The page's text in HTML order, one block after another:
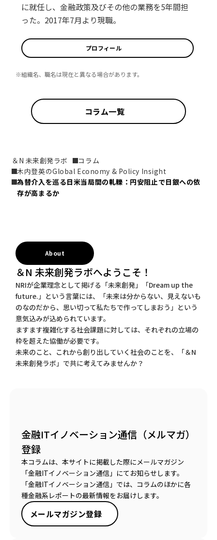
に就任し、金融政策及びその他の業務を5年間担
った。2017年7月より現職。
プロフィール
※組織名、職名は現在と異なる場合があります。
コラム一覧
＆N 未来創発ラボ
コラム
木内登英のGlobal Economy & Policy Insight
為替介入を巡る日米当局間の軋轢：円安阻止で日銀への依
存が高まるか
About
＆N 未来創発ラボへようこそ！
NRIが企業理念として掲げる「未来創発」「Dream up the
future.」という言葉には、「未来は分からない、見えないも
のなのだから、思い切って私たちで作ってしまおう」という
意気込みが込められています。
ますます複雑化する社会課題に対しては、それぞれの立場の
枠を超えた協働が必要です。
未来のこと、これから創り出していく社会のことを、「＆N
未来創発ラボ」で共に考えてみませんか？
金融ITイノベーション通信（メルマガ）
登録
本コラムは、本サイトに掲載した際にメールマガジン
「金融ITイノベーション通信」にてお知らせします。
「金融ITイノベーション通信」では、コラムのほかに各
種金融系レポートの最新情報をお届けします。
メールマガジン登録